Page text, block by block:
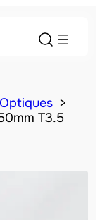
Optiques
T3.5